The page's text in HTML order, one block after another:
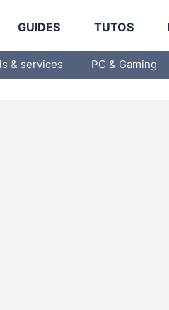
GUIDES TUTOS
& services PC & Gaming